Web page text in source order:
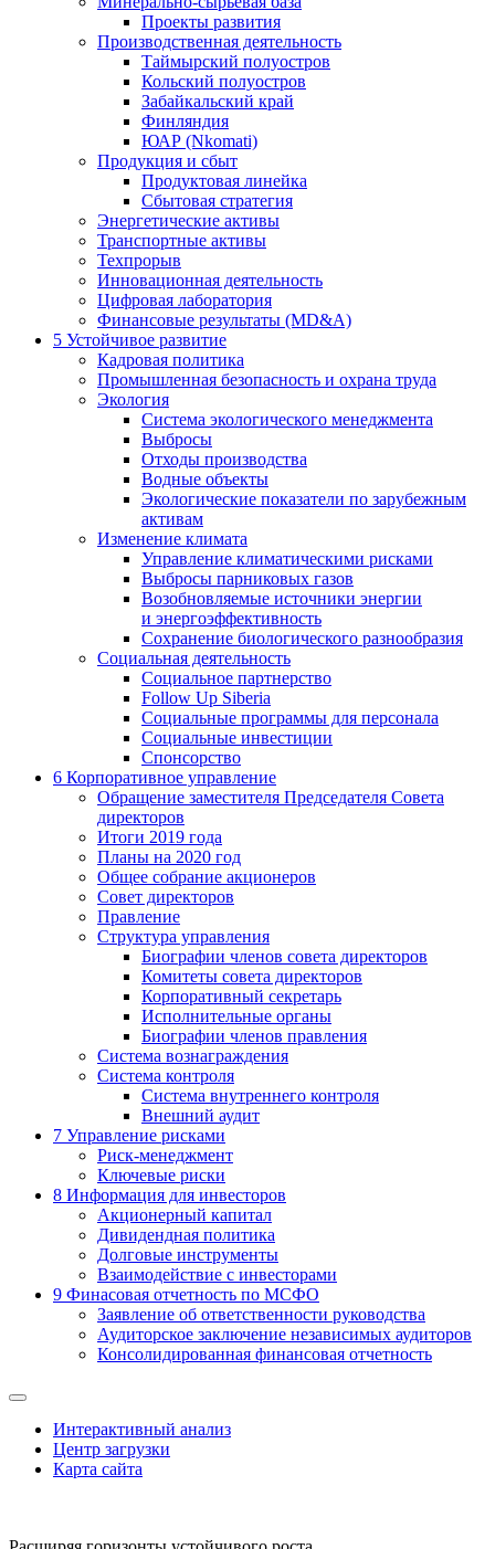
Проекты развития
Производственная деятельность
Таймырский полуостров
Кольский полуостров
Забайкальский край
Финляндия
ЮАР (Nkomati)
Продукция и сбыт
Продуктовая линейка
Сбытовая стратегия
Энергетические активы
Транспортные активы
Техпрорыв
Инновационная деятельность
Цифровая лаборатория
Финансовые результаты (MD&A)
5 Устойчивое развитие
Кадровая политика
Промышленная безопасность и охрана труда
Экология
Система экологического менеджмента
Выбросы
Отходы производства
Водные объекты
Экологические показатели по зарубежным
активам
Изменение климата
Управление климатическими рисками
Выбросы парниковых газов
Возобновляемые источники энергии
и энергоэффективность
Сохранение биологического разнообразия
Социальная деятельность
Социальное партнерство
Follow Up Siberia
Социальные программы для персонала
Социальные инвестиции
Спонсорство
6 Корпоративное управление
Обращение заместителя Председателя Совета
директоров
Итоги 2019 года
Планы на 2020 год
Общее собрание акционеров
Совет директоров
Правление
Структура управления
Биографии членов совета директоров
Комитеты совета директоров
Корпоративный секретарь
Исполнительные органы
Биографии членов правления
Система вознаграждения
Система контроля
Система внутреннего контроля
Внешний аудит
7 Управление рисками
Риск-менеджмент
Ключевые риски
8 Информация для инвесторов
Акционерный капитал
Дивидендная политика
Долговые инструменты
Взаимодействие с инвеcторами
9 Финасовая отчетность по МСФО
Заявление об ответственности руководства
Аудиторское заключение независимых аудиторов
Консолидированная финансовая отчетность
Интерактивный анализ
Центр загрузки
Карта сайта